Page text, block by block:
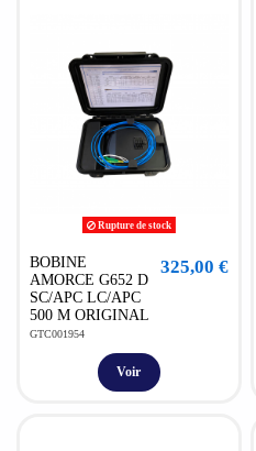
Rupture de stock
BOBINE
AMORCE G652 D
SC/APC LC/APC
500 M ORIGINAL
GTC001954
325,00 €
Voir